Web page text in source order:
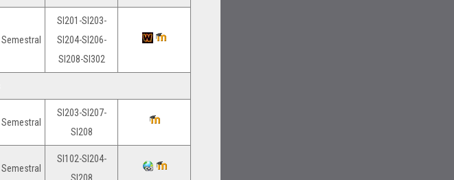
Semestral
SI201-SI203-
SI204-SI206-
SI208-SI302
Semestral
SI203-SI207-
SI208
Semestral
SI102-SI204-
SI208